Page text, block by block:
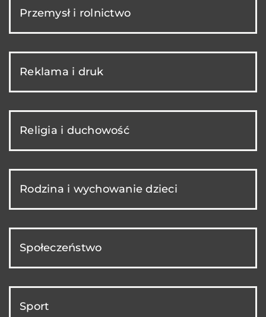
Przemysł i rolnictwo
Reklama i druk
Religia i duchowość
Rodzina i wychowanie dzieci
Społeczeństwo
Sport